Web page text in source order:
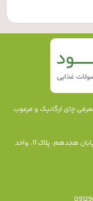
در سال ۱۳۹۷ با هدف معرفی چای ارگانیک و مرغوب
آدرس پستی: تهران، بلوار فردوس، خیابان هجدهم، پلاک 11، واحد